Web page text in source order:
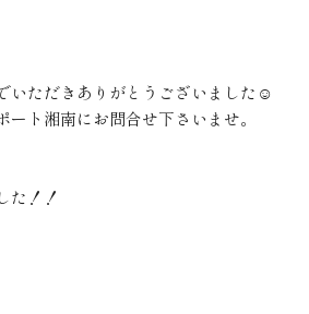
いただきありがとうございました☺
ト湘南にお問合せ下さいませ。
た！！